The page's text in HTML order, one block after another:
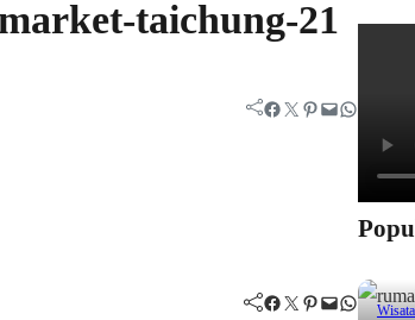
taichung-21
Facebook Twitter Pinterest Mail WhatsApp
Facebook Twitter Pinterest Mail WhatsApp